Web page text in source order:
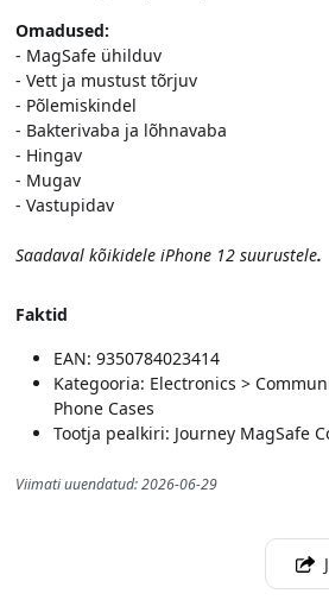
Omadused:
- MagSafe ühilduv
- Vett ja mustust tõrjuv
- Põlemiskindel
- Bakterivaba ja lõhnavaba
- Hingav
- Mugav
- Vastupidav
Saadaval kõikidele iPhone 12 suurustele.
Faktid
EAN: 9350784023414
Kategooria: Electronics >
Phone Cases
Tootja pealkiri: Journey MagSafe
Viimati uuendatud: 2026-06-29